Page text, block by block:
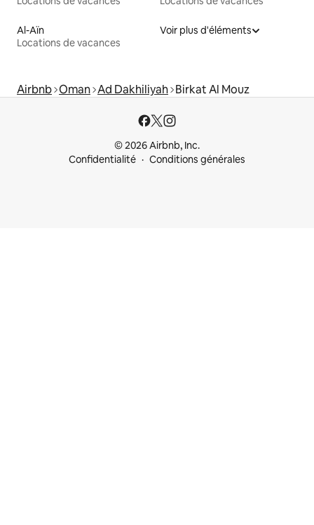
Al-Aïn
Locations de vacances
Voir plus d'éléments
Airbnb Oman Ad Dakhiliyah Birkat Al Mouz
© 2026 Airbnb, Inc.
Confidentialité
Conditions générales